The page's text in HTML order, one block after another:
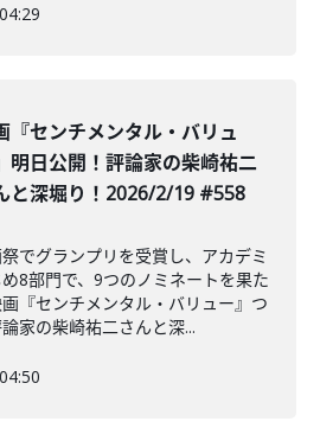
『センチメンタル・バリュ
明日公開！評論家の柴崎祐二
と深堀り！2026/2/19 #558
でグランプリを受賞し、アカデミ
8部門で、9つのノミネートを果た
『センチメンタル・バリュー』つ
家の柴崎祐二さんと深...